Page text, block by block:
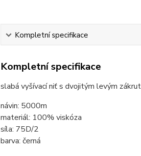
Kompletní specifikace
Kompletní specifikace
slabá vyšívací niť s dvojitým levým
návin: 5000m
materiál: 100% viskóza
síla: 75D/2
barva: černá